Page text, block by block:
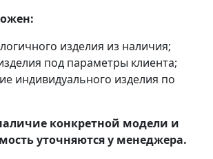
изделия из наличия;
под параметры клиента;
индивидуального изделия по
конкретной модели и
уточняются у менеджера.